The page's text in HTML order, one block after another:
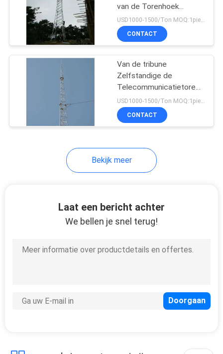
Mobiele Celtoren
Snelle
Tower
van de Torenhoek
Rooster
USD1000-1500/Ton MOQ:1piece
CONTACT
Van de tribune
Zelfstandige de
Telecommunicatietoren
alleen 60m Antenne
USD1000-1500/Ton MOQ:1piece
CONTACT
Bekijk meer
Laat een bericht achter
We bellen je snel terug!